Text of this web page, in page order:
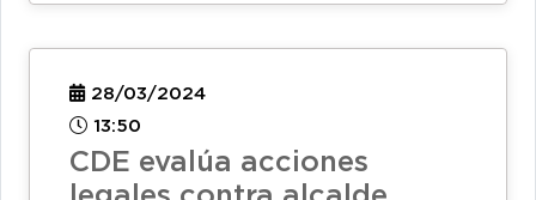
28/03/2024
13:50
CDE evalúa acciones